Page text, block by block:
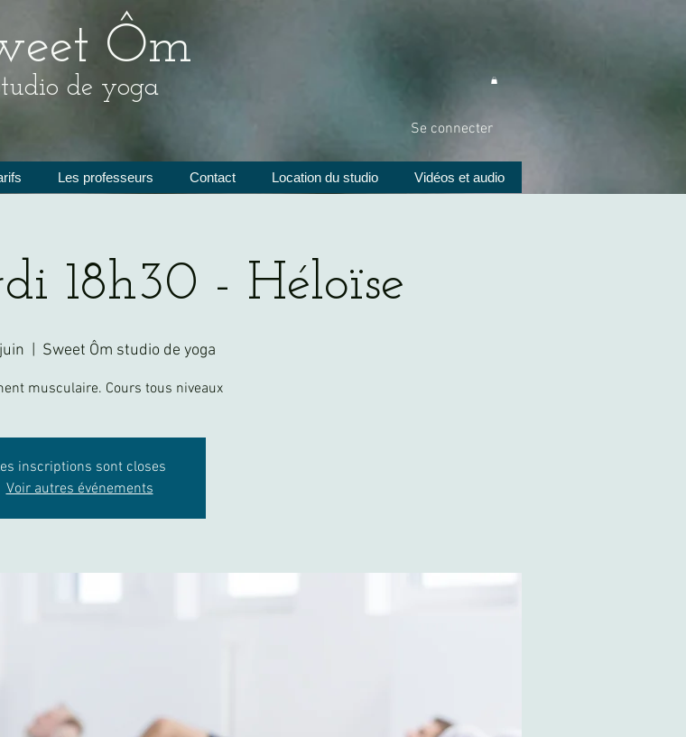
Ôm
de yoga
Se connecter
Les professeurs Contact Location du studio Vidéos et audio
18h30 - Héloïse
  |
Sweet Ôm studio de yoga
musculaire. Cours tous niveaux
inscriptions sont closes
Voir autres événements